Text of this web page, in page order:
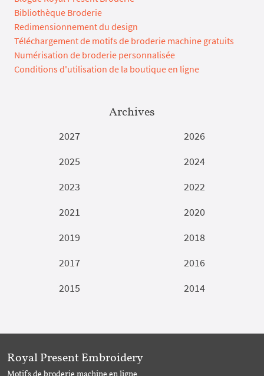
Bibliothèque Broderie
Redimensionnement du design
Téléchargement de motifs de broderie machine gratuits
Numérisation de broderie personnalisée
Conditions d'utilisation de la boutique en ligne
Archives
2027
2026
2025
2024
2023
2022
2021
2020
2019
2018
2017
2016
2015
2014
Royal Present Embroidery
Motifs de broderie machine en ligne